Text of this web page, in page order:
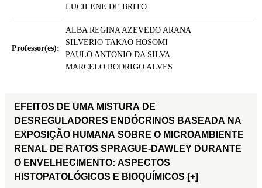
LUCILENE DE BRITO
Professor(es):
ALBA REGINA AZEVEDO ARANA
SILVERIO TAKAO HOSOMI
PAULO ANTONIO DA SILVA
MARCELO RODRIGO ALVES
EFEITOS DE UMA MISTURA DE
DESREGULADORES ENDÓCRINOS BASEADA NA
EXPOSIÇÃO HUMANA SOBRE O MICROAMBIENTE
RENAL DE RATOS SPRAGUE-DAWLEY DURANTE
O ENVELHECIMENTO: ASPECTOS
HISTOPATOLÓGICOS E BIOQUÍMICOS [+]